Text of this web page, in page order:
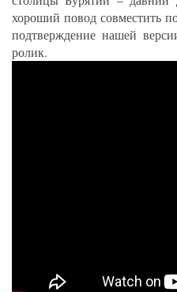
хороший повод совместить
подтверждение нашей
ролик.